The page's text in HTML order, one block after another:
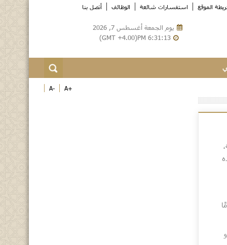
يوم الجمعة أغسطس 7, 2026
6:31:14 GMT +4.00)PM)
الموقع استفسارات شائعة الوظائف أتصل بنا
+A
-A